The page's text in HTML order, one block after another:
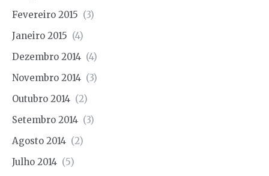
Fevereiro 2015 (3)
Janeiro 2015 (4)
Dezembro 2014 (4)
Novembro 2014 (3)
Outubro 2014 (2)
Setembro 2014 (3)
Agosto 2014 (2)
Julho 2014 (5)